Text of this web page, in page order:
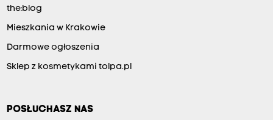
the:blog
Mieszkania w Krakowie
Darmowe ogłoszenia
Sklep z kosmetykami tolpa.pl
POSŁUCHASZ NAS